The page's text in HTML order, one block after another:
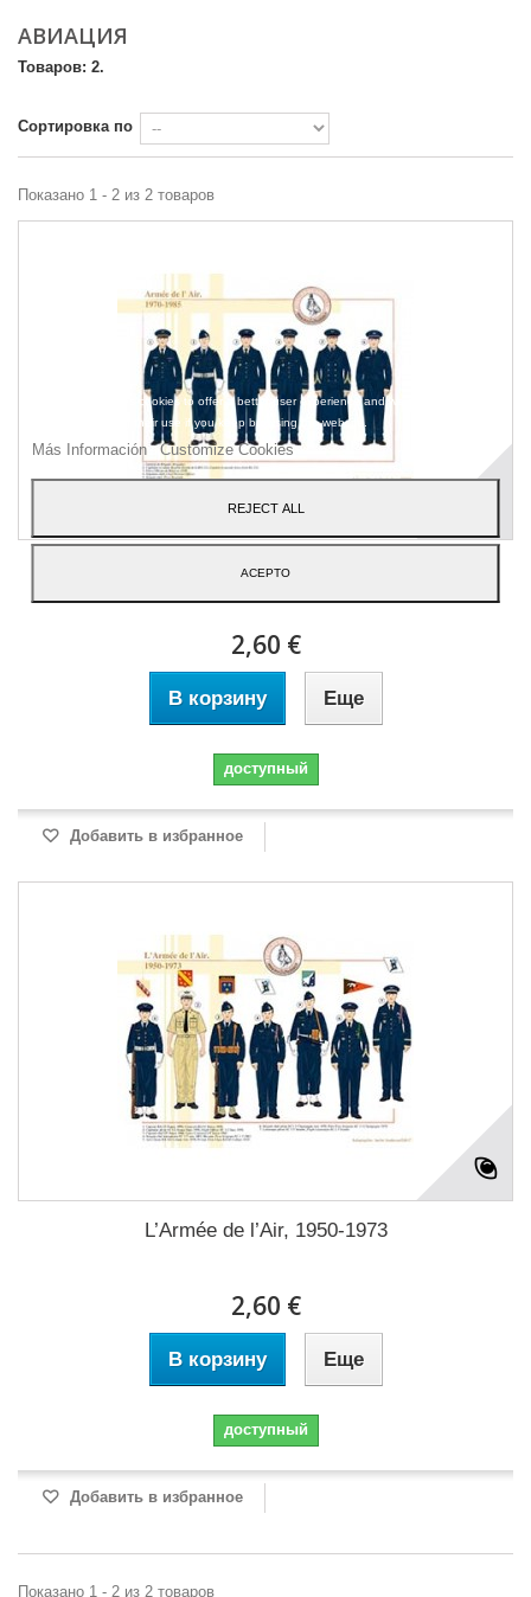
АВИАЦИЯ
Товаров: 2.
Сортировка по
Показано 1 - 2 из 2 товаров
French Air Force, 1970-1985
2,60 €
В корзину Еще
доступный
Добавить в избранное
L’Armée de l’Air, 1950-1973
2,60 €
В корзину Еще
доступный
Добавить в избранное
Показано 1 - 2 из 2 товаров
Our webstore uses cookies to offer a better user experience and we consider that
you are accepting their use if you keep browsing the website.
Más Información Customize Cookies
REJECT ALL
ACEPTO